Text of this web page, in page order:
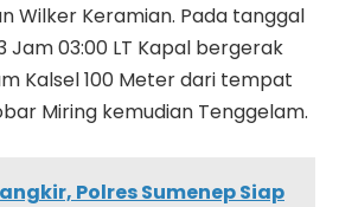
Wilker Keramian. Pada tanggal
Jam 03:00 LT Kapal bergerak
Kalsel 100 Meter dari tempat
Miring kemudian Tenggelam.
Polres Sumenep Siap